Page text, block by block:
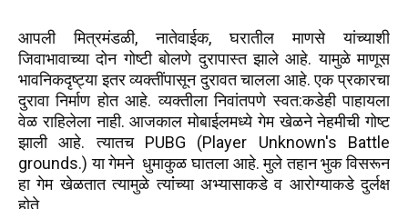
आपली मित्रमंडळी, नातेवाईक, घरातील माणसे यांच्याशी
जिवाभावाच्या दोन गोष्टी बोलणे दुरापास्त झाले आहे. यामुळे माणूस
भावनिकदृष्ट्या इतर व्यक्तींपासून दुरावत चालला आहे. एक प्रकारचा
दुरावा निर्माण होत आहे. व्यक्तीला निवांतपणे स्वत:कडेही पाहायला
वेळ राहिलेला नाही. आजकाल मोबाईलमध्‍ये गेम खेळने नेहमीची गोष्‍ट
झाली आहे. त्‍यातच PUBG (Player Unknown's Battle
grounds.) या गेमने धुमाकुळ घातला आहे. मुले तहान भुक विसरून
हा गेम खेळतात त्‍यामुळे त्‍यांंच्‍या अभ्‍यासाकडे व आरोग्‍याकडे दुर्लक्ष
होते.